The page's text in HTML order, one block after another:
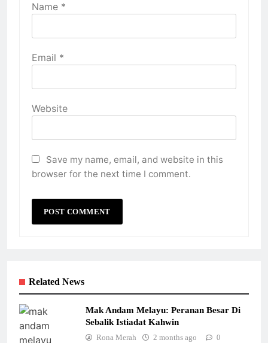
Name *
Email *
Website
Save my name, email, and website in this
browser for the next time I comment.
Related News
Mak Andam Melayu: Peranan Besar Di
Sebalik Istiadat Kahwin
Rona Merah 2 months ago 0